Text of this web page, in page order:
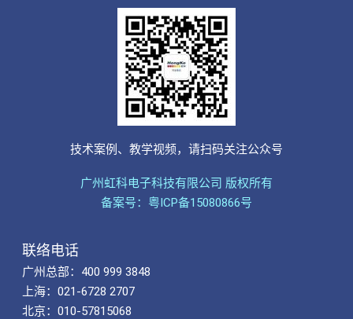
技术案例、教学视频，请扫码关注公众号
广州虹科电子科技有限公司 版权所有
备案号：粤ICP备15080866号
联络电话
广州总部：400 999 3848
上海：021-6728 2707
北京：010-57815068